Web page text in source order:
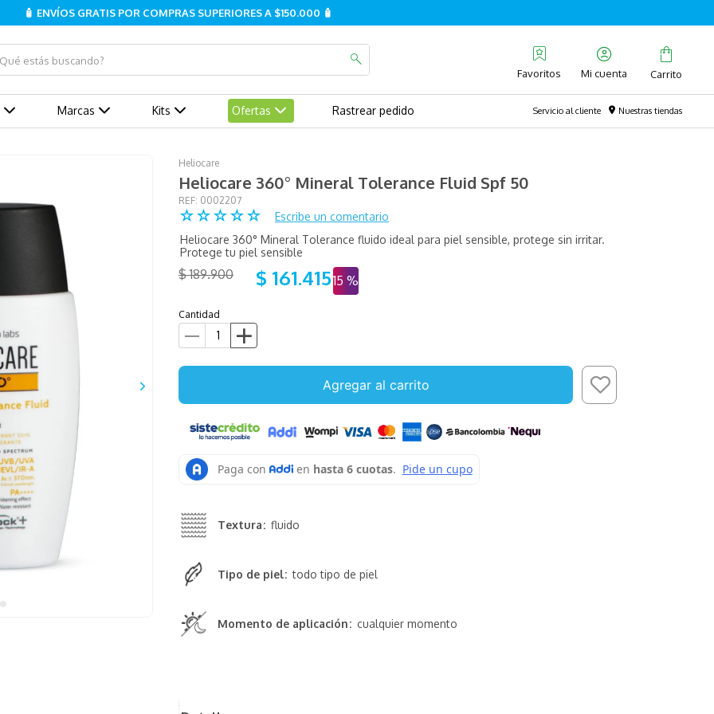
🧴 ENVÍOS GRATIS POR COMPRAS SUPERIORES A $150.000 🧴
estás buscando?
Favoritos
Marcas Kits Ofertas Rastrear pedido Servicio al cliente Nuestras tiendas
Heliocare
Heliocare 360° Mineral Tolerance Fluid Spf 50
: 0002207
☆☆☆☆☆
Escribe un comentario
Heliocare 360° Mineral Tolerance fluido ideal para piel sensible, protege sin irritar.
Protege tu piel sensible
$ 189.900 $ 161.41515 %
Cantidad
Agregar al carrito
Tipo de piel todo tipo de piel
Textura fluido
Momento de aplicación cualquier momento